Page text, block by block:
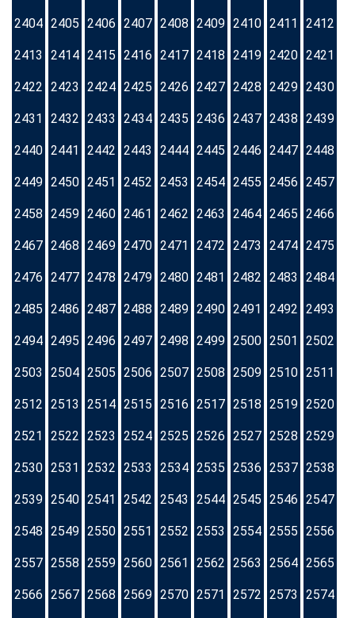
2404 2405 2406 2407 2408 2409 2410 2411 2412
2413 2414 2415 2416 2417 2418 2419 2420 2421
2422 2423 2424 2425 2426 2427 2428 2429 2430
2431 2432 2433 2434 2435 2436 2437 2438 2439
2440 2441 2442 2443 2444 2445 2446 2447 2448
2449 2450 2451 2452 2453 2454 2455 2456 2457
2458 2459 2460 2461 2462 2463 2464 2465 2466
2467 2468 2469 2470 2471 2472 2473 2474 2475
2476 2477 2478 2479 2480 2481 2482 2483 2484
2485 2486 2487 2488 2489 2490 2491 2492 2493
2494 2495 2496 2497 2498 2499 2500 2501 2502
2503 2504 2505 2506 2507 2508 2509 2510 2511
2512 2513 2514 2515 2516 2517 2518 2519 2520
2521 2522 2523 2524 2525 2526 2527 2528 2529
2530 2531 2532 2533 2534 2535 2536 2537 2538
2539 2540 2541 2542 2543 2544 2545 2546 2547
2548 2549 2550 2551 2552 2553 2554 2555 2556
2557 2558 2559 2560 2561 2562 2563 2564 2565
2566 2567 2568 2569 2570 2571 2572 2573 2574